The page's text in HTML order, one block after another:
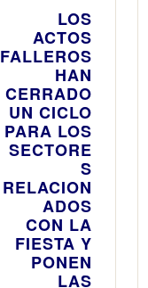
LOS
ACTOS
FALLEROS
HAN
CERRADO
UN CICLO
PARA LOS
SECTORE
S
RELACION
ADOS
CON LA
FIESTA Y
PONEN
LAS